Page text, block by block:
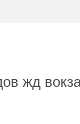
жд